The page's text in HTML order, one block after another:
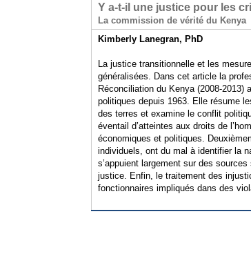
Y a-t-il une justice pour les
La commission de vérité du Kenya
Kimberly Lanegran, PhD
La justice transitionnelle et les
généralisées. Dans cet article la
Réconciliation du Kenya (2008-
politiques depuis 1963. Elle résume
des terres et examine le conflit
éventail d’atteintes aux droits de
économiques et politiques.
individuels, ont du mal à identifier la
s’appuient largement sur des
justice. Enfin, le traitement des
fonctionnaires impliqués dans des